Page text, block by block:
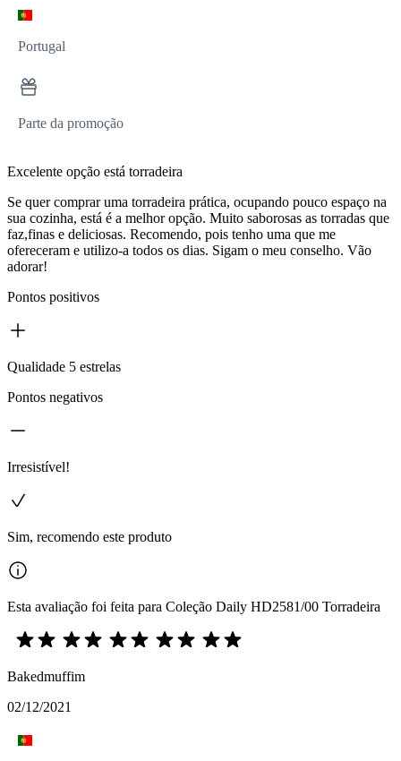
Portugal
Parte da promoção
Excelente opção está torradeira
Se quer comprar uma torradeira prática, ocupando pouco espaço na
sua cozinha, está é a melhor opção. Muito saborosas as torradas que
faz,finas e deliciosas. Recomendo, pois tenho uma que me
ofereceram e utilizo-a todos os dias. Sigam o meu conselho. Vão
adorar!
Pontos positivos
Qualidade 5 estrelas
Pontos negativos
Irresistível!
Sim, recomendo este produto
Esta avaliação foi feita para Coleção Daily HD2581/00 Torradeira
Bakedmuffim
02/12/2021